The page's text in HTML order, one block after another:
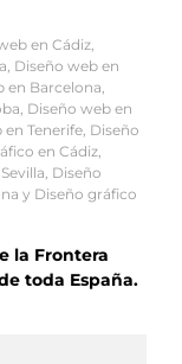
en Cádiz
Diseño web en
en Barcelona
Diseño web en
en Tenerife Diseño
en Cádiz
Diseño
y Diseño gráfico
la Frontera
toda España.